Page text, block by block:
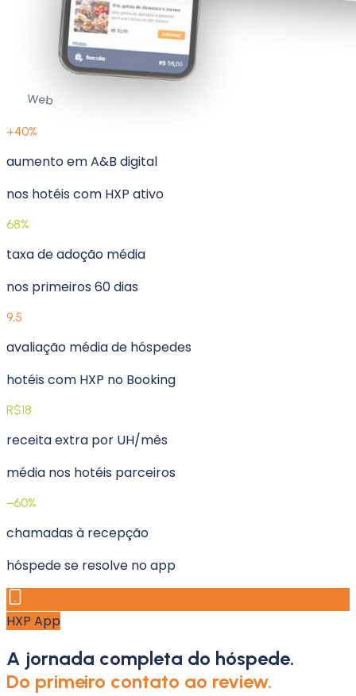
Web
+40%
aumento em A&B digital
nos hotéis com HXP ativo
68%
taxa de adoção média
nos primeiros 60 dias
9,5
avaliação média de hóspedes
hotéis com HXP no Booking
R$18
receita extra por UH/mês
média nos hotéis parceiros
−60%
chamadas à recepção
hóspede se resolve no app
HXP App
A jornada completa do hóspede.
Do primeiro contato ao review.